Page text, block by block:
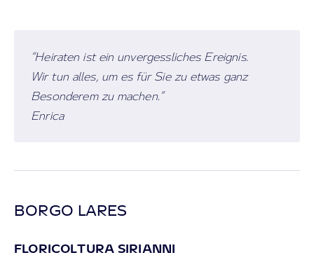
“Heiraten ist ein unvergessliches Ereignis.
Wir tun alles, um es für Sie zu etwas ganz
Besonderem zu machen.”
Enrica
BORGO LARES
FLORICOLTURA SIRIANNI